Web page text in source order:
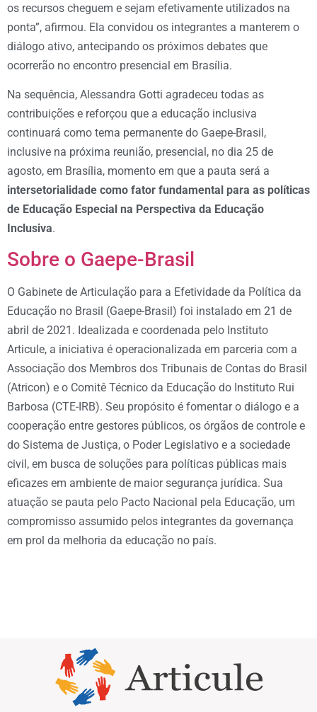
os recursos cheguem e sejam efetivamente utilizados na
ponta”, afirmou. Ela convidou os integrantes a manterem o
diálogo ativo, antecipando os próximos debates que
ocorrerão no encontro presencial em Brasília.
Na sequência, Alessandra Gotti agradeceu todas as
contribuições e reforçou que a educação inclusiva
continuará como tema permanente do Gaepe-Brasil,
inclusive na próxima reunião, presencial, no dia 25 de
agosto, em Brasília, momento em que a pauta será a
intersetorialidade como fator fundamental para as políticas
de Educação Especial na Perspectiva da Educação
Inclusiva.
Sobre o Gaepe-Brasil
O Gabinete de Articulação para a Efetividade da Política da
Educação no Brasil (Gaepe-Brasil) foi instalado em 21 de
abril de 2021. Idealizada e coordenada pelo Instituto
Articule, a iniciativa é operacionalizada em parceria com a
Associação dos Membros dos Tribunais de Contas do Brasil
(Atricon) e o Comitê Técnico da Educação do Instituto Rui
Barbosa (CTE-IRB). Seu propósito é fomentar o diálogo e a
cooperação entre gestores públicos, os órgãos de controle e
do Sistema de Justiça, o Poder Legislativo e a sociedade
civil, em busca de soluções para políticas públicas mais
eficazes em ambiente de maior segurança jurídica. Sua
atuação se pauta pelo Pacto Nacional pela Educação, um
compromisso assumido pelos integrantes da governança
em prol da melhoria da educação no país.